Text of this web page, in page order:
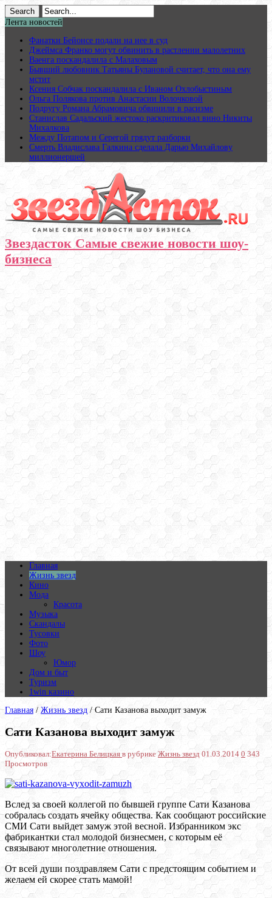
Лента новостей
Фанатки Бейонсе подали на нее в суд
Джеймса Франко могут обвинить в растлении малолетних
Ваенга поскандалила с Малаховым
Бывший любовник Татьяны Булановой считает, что она ему
мстит
Ксения Собчак поскандалила с Иваном Охлобыстиным
Ольга Полякова против Анастасии Волочковой
Подругу Романа Абрамовича обвинили в расизме
Станислав Садальский жестоко раскритиковал вино Никиты
Михалкова
Между Потапом и Серегой грядут разборки
Смерть Владислава Галкина сделала Дарью Михайлову
миллионершей
Звездасток Самые свежие новости шоу-
бизнеса
Главная
Жизнь звезд
Кино
Мода
Красота
Музыка
Скандалы
Тусовки
Фото
Шоу
Юмор
Дом и быт
Туризм
1win казино
Главная / Жизнь звезд /Сати Казанова выходит замуж
Сати Казанова выходит замуж
Опубликовал:Екатерина Белицкая в рубрикеЖизнь звезд 01.03.2014 0 343
Просмотров
Вслед за своей коллегой по бывшей группе Сати Казанова
собралась создать ячейку общества. Как сообщают российские
СМИ Сати выйдет замуж этой весной. Избранником экс
фабрикантки стал молодой бизнесмен, с которым её
связывают многолетние отношения.
От всей души поздравляем Сати с предстоящим событием и
желаем ей скорее стать мамой!